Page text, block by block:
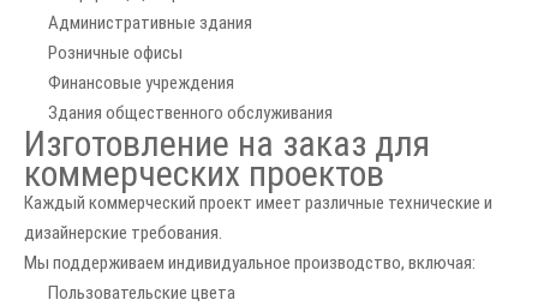
Административные здания
Розничные офисы
Финансовые учреждения
Здания общественного обслуживания
Изготовление на заказ для
коммерческих проектов
Каждый коммерческий проект имеет различные технические и
дизайнерские требования.
Мы поддерживаем индивидуальное производство, включая:
Пользовательские цвета